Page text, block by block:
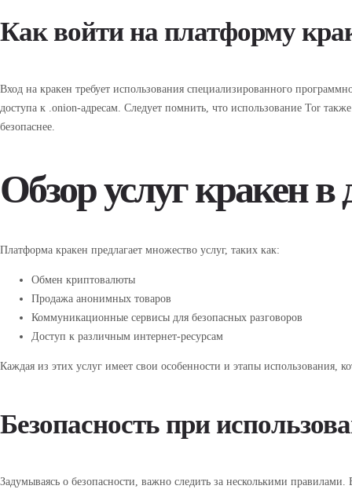
Как войти на платформу
Вход на кракен требует использования специализированного
доступа к .onion-адресам. Следует помнить, что использование Tor
безопаснее.
Обзор услуг кракен в
Платформа кракен предлагает множество услуг, таких как:
Обмен криптовалюты
Продажа анонимных товаров
Коммуникационные сервисы для безопасных разговоров
Доступ к различным интернет-ресурсам
Каждая из этих услуг имеет свои особенности и этапы использования,
Безопасность при
Задумываясь о безопасности, важно следить за несколькими